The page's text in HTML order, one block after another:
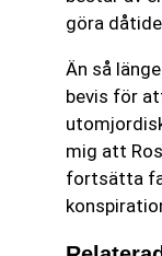
göra
Än så
bevis för
mig att
fortsätta